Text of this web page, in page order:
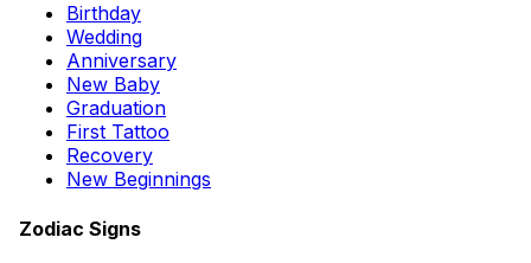
Birthday
Wedding
Anniversary
New Baby
Graduation
First Tattoo
Recovery
New Beginnings
Zodiac Signs